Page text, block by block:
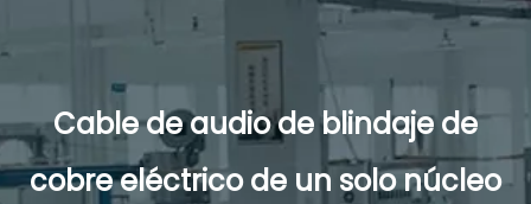
Cable de audio de blindaje de
cobre eléctrico de un solo núcleo